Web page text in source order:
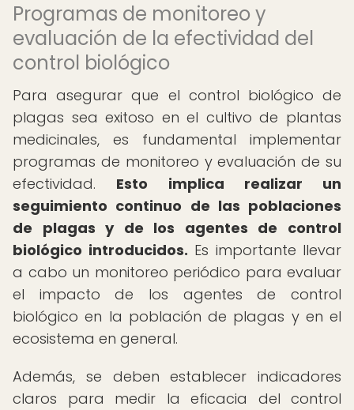
Programas de monitoreo y
evaluación de la efectividad del
control biológico
Para asegurar que el control biológico de
plagas sea exitoso en el cultivo de plantas
medicinales, es fundamental implementar
programas de monitoreo y evaluación de su
efectividad. Esto implica realizar un
seguimiento continuo de las poblaciones
de plagas y de los agentes de control
biológico introducidos. Es importante llevar
a cabo un monitoreo periódico para evaluar
el impacto de los agentes de control
biológico en la población de plagas y en el
ecosistema en general.
Además, se deben establecer indicadores
claros para medir la eficacia del control